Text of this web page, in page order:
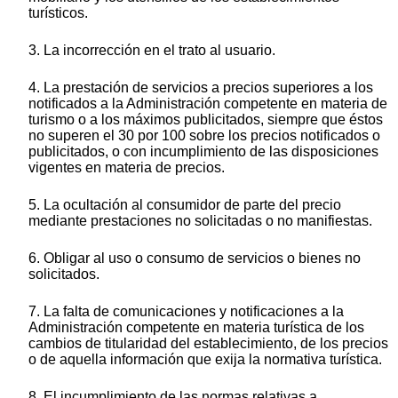
turísticos.
3. La incorrección en el trato al usuario.
4. La prestación de servicios a precios superiores a los
notificados a la Administración competente en materia de
turismo o a los máximos publicitados, siempre que éstos
no superen el 30 por 100 sobre los precios notificados o
publicitados, o con incumplimiento de las disposiciones
vigentes en materia de precios.
5. La ocultación al consumidor de parte del precio
mediante prestaciones no solicitadas o no manifiestas.
6. Obligar al uso o consumo de servicios o bienes no
solicitados.
7. La falta de comunicaciones y notificaciones a la
Administración competente en materia turística de los
cambios de titularidad del establecimiento, de los precios
o de aquella información que exija la normativa turística.